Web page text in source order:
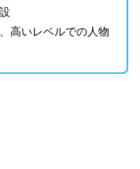
高いレベルでの人物